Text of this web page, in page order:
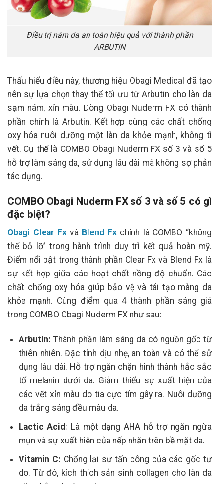
Điều trị nám da an toàn hiệu quả với thành phần
ARBUTIN
Thấu hiểu điều này, thương hiệu Obagi Medical đã tạo
nên sự lựa chọn thay thế tối ưu từ Arbutin cho làn da
sạm nám, xỉn màu. Dòng Obagi Nuderm FX có thành
phần chính là Arbutin. Kết hợp cùng các chất chống
oxy hóa nuôi dưỡng một làn da khỏe mạnh, không tì
vết. Cụ thể là COMBO Obagi Nuderm FX số 3 và số 5
hỗ trợ làm sáng da, sử dụng lâu dài mà không sợ phản
tác dụng.
COMBO Obagi Nuderm FX số 3 và số 5 có gì
đặc biệt?
Obagi Clear Fx và Blend Fxchính là COMBO “không
thể bỏ lỡ” trong hành trình duy trì kết quả hoàn mỹ.
Điểm nổi bật trong thành phần Clear Fx và Blend Fx là
sự kết hợp giữa các hoạt chất nồng độ chuẩn. Các
chất chống oxy hóa giúp bảo vệ và tái tạo màng da
khỏe mạnh. Cùng điểm qua 4 thành phần sáng giá
trong COMBO Obagi Nuderm FX như sau:
Arbutin: Thành phần làm sáng da có nguồn gốc từ
thiên nhiên. Đặc tính dịu nhẹ, an toàn và có thể sử
dụng lâu dài. Hỗ trợ ngăn chặn hình thành hắc sắc
tố melanin dưới da. Giảm thiểu sự xuất hiện của
các vết xỉn màu do tia cực tím gây ra. Nuôi dưỡng
da trắng sáng đều màu da.
Lactic Acid: Là một dạng AHA hỗ trợ ngăn ngừa
mụn và sự xuất hiện của nếp nhăn trên bề mặt da.
Vitamin C: Chống lại sự tấn công của các gốc tự
do. Từ đó, kích thích sản sinh collagen cho làn da